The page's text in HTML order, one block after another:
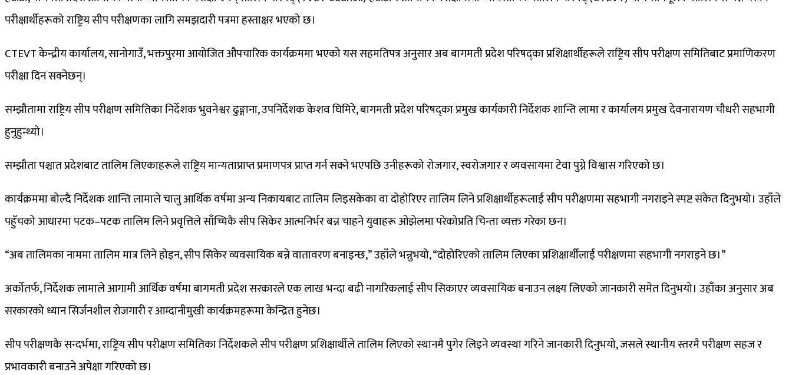
परीक्षार्थीहरूको राष्ट्रिय सीप परीक्षणका लागि समझदारी पत्रमा हस्ताक्षर भएको छ।
CTEVT केन्द्रीय कार्यालय, सानोगाउँ, भक्तपुरमा आयोजित औपचारिक कार्यक्रममा भएको यस सहमतिपत्र अनुसार अब बागमती प्रदेश परिषद्‍का प्रशिक्षार्थीहरूले राष्ट्रिय सीप परीक्षण समितिबाट प्रमाणिकरण
परीक्षा दिन सक्नेछन्।
सम्झौतामा राष्ट्रिय सीप परीक्षण समितिका निर्देशक भुवनेश्वर ढुङ्गाना, उपनिर्देशक केशव घिमिरे, बागमती प्रदेश परिषद्‍का प्रमुख कार्यकारी निर्देशक शान्ति लामा र कार्यालय प्रमुख देवनारायण चौधरी सहभागी
हुनुहुन्थ्यो।
सम्झौता पश्चात प्रदेशबाट तालिम लिएकाहरूले राष्ट्रिय मान्यताप्राप्त प्रमाणपत्र प्राप्त गर्न सक्ने भएपछि उनीहरूको रोजगार, स्वरोजगार र व्यवसायमा टेवा पुग्ने विश्वास गरिएको छ।
कार्यक्रममा बोल्दै निर्देशक शान्ति लामाले चालु आर्थिक वर्षमा अन्य निकायबाट तालिम लिइसकेका वा दोहोरिएर तालिम लिने प्रशिक्षार्थीहरूलाई सीप परीक्षणमा सहभागी नगराइने स्पष्ट संकेत दिनुभयो। उहाँले
पहुँचको आधारमा पटक–पटक तालिम लिने प्रवृत्तिले साँच्चिकै सीप सिकेर आत्मनिर्भर बन्न चाहने युवाहरू ओझेलमा परेकोप्रति चिन्ता व्यक्त गरेका छन।
“अब तालिमका नाममा तालिम मात्र लिने होइन, सीप सिकेर व्यवसायिक बन्ने वातावरण बनाइन्छ,” उहाँले भन्नुभयो, “दोहोरिएको तालिम लिएका प्रशिक्षार्थीलाई परीक्षणमा सहभागी नगराइने छ।”
अर्कोतर्फ, निर्देशक लामाले आगामी आर्थिक वर्षमा बागमती प्रदेश सरकारले एक लाख भन्दा बढी नागरिकलाई सीप सिकाएर व्यवसायिक बनाउन लक्ष्य लिएको जानकारी समेत दिनुभयो। उहाँका अनुसार अब
सरकारको ध्यान सिर्जनशील रोजगारी र आम्दानीमुखी कार्यक्रमहरूमा केन्द्रित हुनेछ।
सीप परीक्षणकै सन्दर्भमा, राष्ट्रिय सीप परीक्षण समितिका निर्देशकले सीप परीक्षण प्रशिक्षार्थीले तालिम लिएको स्थानमै पुगेर लिइने व्यवस्था गरिने जानकारी दिनुभयो, जसले स्थानीय स्तरमै परीक्षण सहज र
प्रभावकारी बनाउने अपेक्षा गरिएको छ।